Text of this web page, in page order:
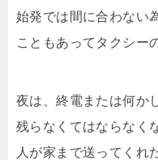
始発では間に合わない
こともあってタクシー
夜は、終電または何か
残らなくてはならなく
人が家まで送ってくれ